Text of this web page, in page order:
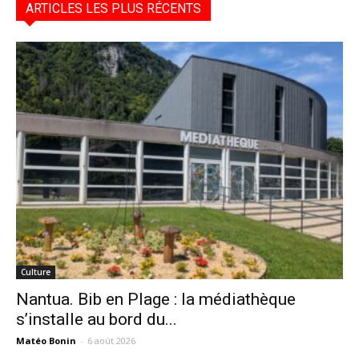
ARTICLES LES PLUS RÉCENTS
Culture
Nantua. Bib en Plage : la médiathèque
s’installe au bord du...
Matéo Bonin - 6 août 2026